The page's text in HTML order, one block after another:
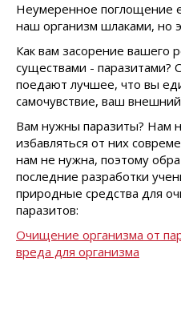
Неумеренное поглощение
наш организм шлаками, но
Как вам засорение вашего
существами - паразитами?
поедают лучшее, что вы
самочувствие, ваш
Вам нужны паразиты? Нам
избавляться от них
нам не нужна, поэтому
последние разработки
природные средства для
паразитов:
Очищение организма от
вреда для организма